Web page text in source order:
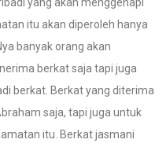
itu akan diperoleh hanya
banyak orang akan
berkat saja tapi juga
berkat. Berkat yang diterima
saja, tapi juga untuk
itu. Berkat jasmani